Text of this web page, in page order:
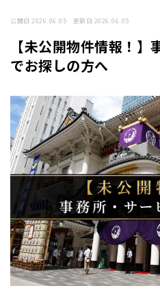
公開日 2026.06.05 更新日 2026.06.05
【未公開物件情報！
でお探しの方へ